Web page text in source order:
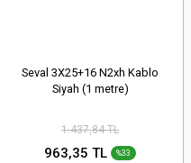
Seval 3X25+16 N2xh Kablo
Siyah (1 metre)
1.437,84 TL
963,35 TL %33